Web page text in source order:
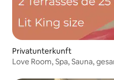
Privatunterkunft
Love Room, Spa, Sauna,